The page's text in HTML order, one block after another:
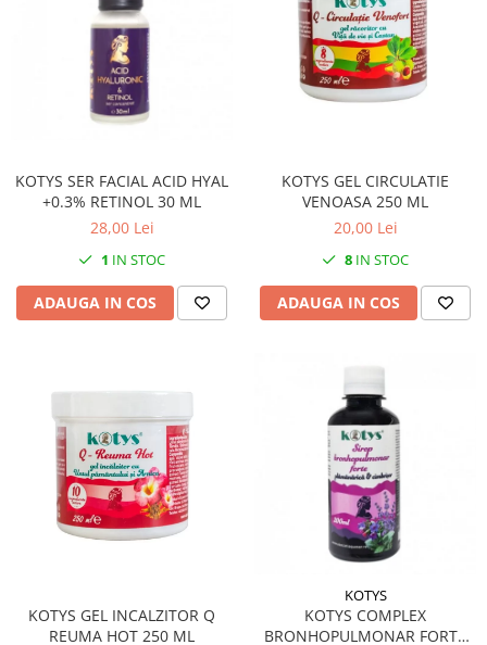
KOTYS SER FACIAL ACID HYAL
+0.3% RETINOL 30 ML
28,00 Lei
1 IN STOC
ADAUGA IN COS
KOTYS GEL CIRCULATIE
VENOASA 250 ML
20,00 Lei
8 IN STOC
ADAUGA IN COS
KOTYS GEL INCALZITOR Q
REUMA HOT 250 ML
KOTYS
KOTYS COMPLEX
BRONHOPULMONAR FORTE